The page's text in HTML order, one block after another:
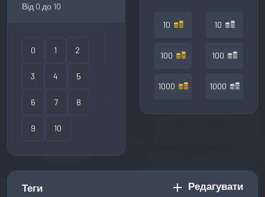
Від 0 до 10
0 1 2
3 4 5
6 7 8
9 10
10
100
1000
10
100
1000
Теги add Редагувати